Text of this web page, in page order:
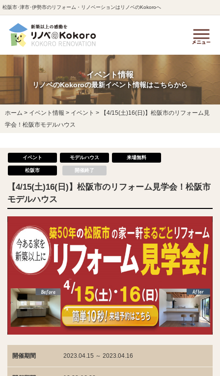
松阪市･津市･伊勢市のリフォーム・リノベーションはリノベのKokoroへ
イベント情報
リノベのKokoroの最新イベント情報はこちらから
ホーム > イベント情報 > イベント >
【4/15(土)16(日)】松阪市のリフォーム見
学会！松阪市モデルハウス
イベント モデルハウス 来場無料
松阪市 開催終了
【4/15(土)16(日)】松阪市のリフォーム見学会！松阪市
モデルハウス
開催期間 2023.04.15 ～ 2023.04.16